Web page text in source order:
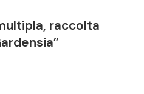
raccolta